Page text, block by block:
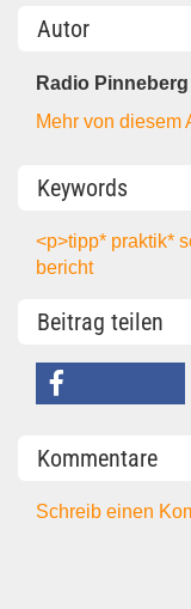
Autor
Radio Pinneberg
Mehr von diesem
Keywords
<p>tipp* praktik*
bericht
Beitrag teilen
Kommentare
Schreib einen